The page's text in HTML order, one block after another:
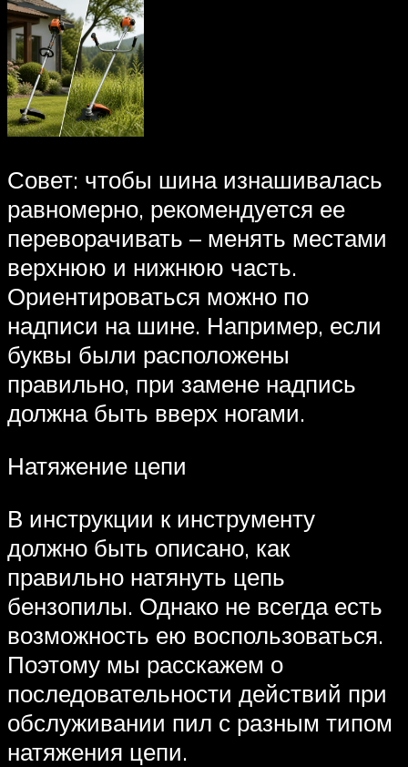
Совет: чтобы шина изнашивалась
равномерно, рекомендуется ее
переворачивать – менять местами
верхнюю и нижнюю часть.
Ориентироваться можно по
надписи на шине. Например, если
буквы были расположены
правильно, при замене надпись
должна быть вверх ногами.
Натяжение цепи
В инструкции к инструменту
должно быть описано, как
правильно натянуть цепь
бензопилы. Однако не всегда есть
возможность ею воспользоваться.
Поэтому мы расскажем о
последовательности действий при
обслуживании пил с разным типом
натяжения цепи.